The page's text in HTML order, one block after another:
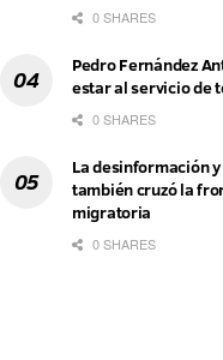
0 SHARES
Pedro Fernández
estar al servicio de
0 SHARES
La desinformación
también cruzó la
migratoria
0 SHARES